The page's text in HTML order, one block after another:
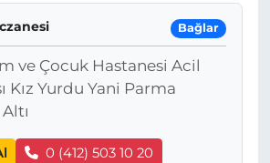
Bağlar
ve Çocuk Hastanesi Acil
Kız Yurdu Yani Parma
0 (412) 503 10 20